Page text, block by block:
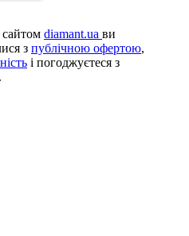
diamant.ua ви
з публічною офертою,
і погоджуєтеся з